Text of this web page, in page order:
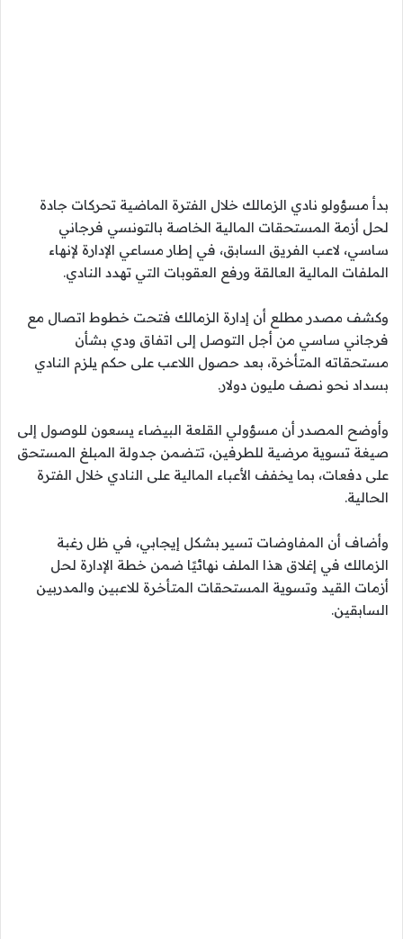
بدأ مسؤولو نادي الزمالك خلال الفترة الماضية تحركات جادة
لحل أزمة المستحقات المالية الخاصة بالتونسي فرجاني
ساسي، لاعب الفريق السابق، في إطار مساعي الإدارة لإنهاء
الملفات المالية العالقة ورفع العقوبات التي تهدد النادي.
وكشف مصدر مطلع أن إدارة الزمالك فتحت خطوط اتصال مع
فرجاني ساسي من أجل التوصل إلى اتفاق ودي بشأن
مستحقاته المتأخرة، بعد حصول اللاعب على حكم يلزم النادي
بسداد نحو نصف مليون دولار.
وأوضح المصدر أن مسؤولي القلعة البيضاء يسعون للوصول إلى
صيغة تسوية مرضية للطرفين، تتضمن جدولة المبلغ المستحق
على دفعات، بما يخفف الأعباء المالية على النادي خلال الفترة
الحالية.
وأضاف أن المفاوضات تسير بشكل إيجابي، في ظل رغبة
الزمالك في إغلاق هذا الملف نهائيًا ضمن خطة الإدارة لحل
أزمات القيد وتسوية المستحقات المتأخرة للاعبين والمدربين
السابقين.